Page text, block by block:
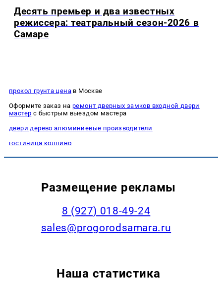
Десять премьер и два известных
режиссера: театральный сезон-2026 в
Самаре
прокол грунта цена в Москве
Оформите заказ наремонт дверных замков входной двери
мастер с быстрым выездом мастера
двери дерево алюминиевые производители
гостиница колпино
Размещение рекламы
8 (927) 018-49-24
sales@progorodsamara.ru
Наша статистика